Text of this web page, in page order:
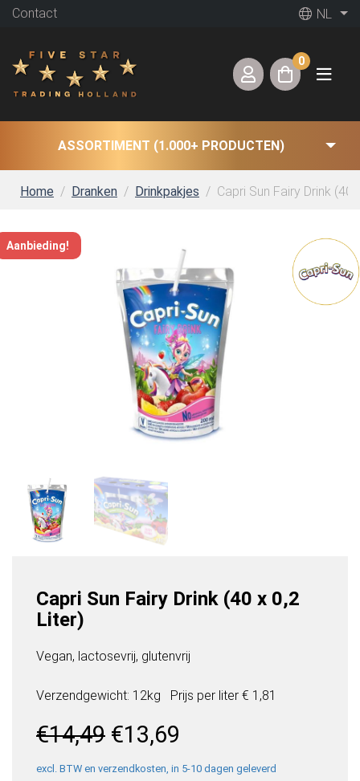
Contact NL
0
ASSORTIMENT (1.000+ PRODUCTEN)
Home Dranken Drinkpakjes Capri Sun Fairy Drink (40
Aanbieding!
Capri Sun Fairy Drink (40 x 0,2
Liter)
Vegan, lactosevrij, glutenvrij
Verzendgewicht: 12kg Prijs per liter € 1,81
€14,49 Oorspronkelijke
prijs
was:
€13,69
is:
excl. BTW en verzendkosten, in 5-10 dagen geleverd